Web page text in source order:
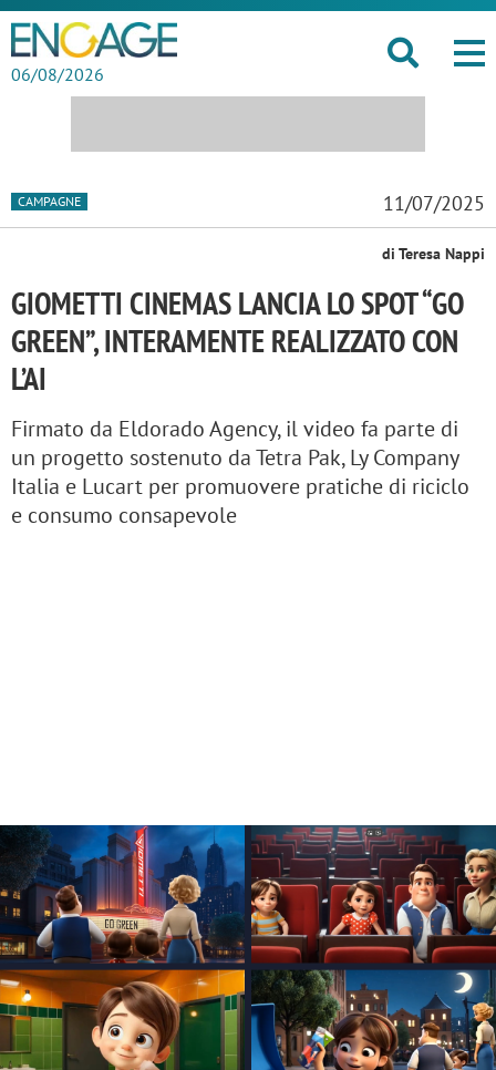
06/08/2026
CAMPAGNE 11/07/2025
di Teresa Nappi
GIOMETTI CINEMAS LANCIA LO SPOT “GO
GREEN”, INTERAMENTE REALIZZATO CON
L’AI
Firmato da Eldorado Agency, il video fa parte di
un progetto sostenuto da Tetra Pak, Ly Company
Italia e Lucart per promuovere pratiche di riciclo
e consumo consapevole